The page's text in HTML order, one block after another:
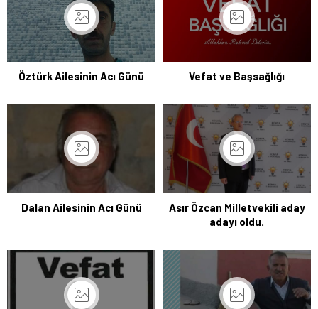
Öztürk Ailesinin Acı Günü Vefat ve Başsağlığı
Dalan Ailesinin Acı Günü
Asır Özcan Milletvekili aday
adayı oldu.